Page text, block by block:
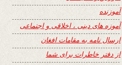
آموزنده
آموزه های دینی ، اخلاقی و اجتماعی
ارسال نامه به مقامات افغان
از دفتر خاطرات برای شما